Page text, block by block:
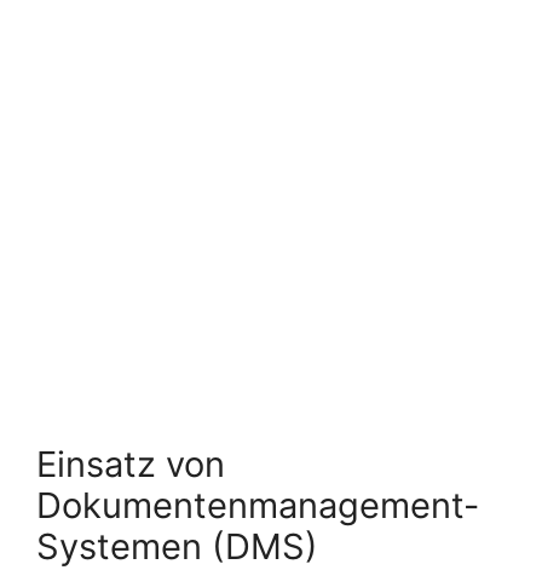
Einsatz von
Dokumentenmanagement-
Systemen (DMS)